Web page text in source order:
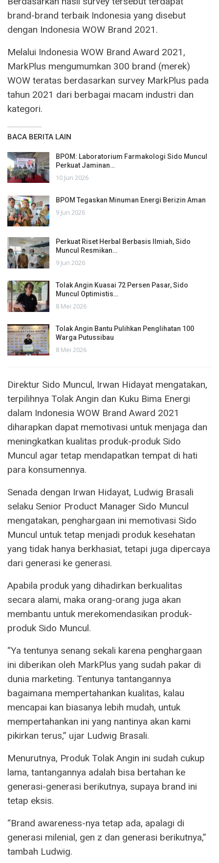
brand-brand terbaik Indonesia yang disebut
dengan Indonesia WOW Brand 2021.
Melalui Indonesia WOW Brand Award 2021,
MarkPlus mengumumkan 300 brand (merek)
WOW teratas berdasarkan survey MarkPlus pada
tahun 2021 dari berbagai macam industri dan
kategori.
BACA BERITA LAIN
BPOM: Laboratorium Farmakologi Sido Muncul
Perkuat Jaminan…
10 Jun 2026
BPOM Tegaskan Minuman Energi Berizin Aman
9 Jun 2026
Perkuat Riset Herbal Berbasis Ilmiah, Sido
Muncul Resmikan…
9 Jun 2026
Tolak Angin Kuasai 72 Persen Pasar, Sido
Muncul Optimistis…
8 Mei 2026
Tolak Angin Bantu Pulihkan Penglihatan 100
Warga Putussibau
8 Mei 2026
Direktur Sido Muncul, Irwan Hidayat mengatakan,
terpilihnya Tolak Angin dan Kuku Bima Energi
dalam Indonesia WOW Brand Award 2021
diharapkan dapat memotivasi untuk menjaga dan
meningkatkan kualitas produk-produk Sido
Muncul agar tetap mendapatkan tempat di hati
para konsumennya.
Senada dengan Irwan Hidayat, Ludwig Brasali
selaku Senior Product Manager Sido Muncul
mengatakan, penghargaan ini memotivasi Sido
Muncul untuk tetap menjadi produk kesehatan
yang tidak hanya berkhasiat, tetapi juga dipercaya
dari generasi ke generasi.
Apabila produk yang dihadirkan berkualitas
secara alami, maka orang-orang juga akan
membantu untuk merekomendasikan produk-
produk Sido Muncul.
“Ya tentunya senang sekali karena penghargaan
ini diberikan oleh MarkPlus yang sudah pakar di
dunia marketing. Tentunya tantangannya
bagaimana mempertahankan kualitas, kalau
mencapai kan biasanya lebih mudah, untuk
mempertahankan ini yang nantinya akan kami
pikirkan terus,” ujar Ludwig Brasali.
Menurutnya, Produk Tolak Angin ini sudah cukup
lama, tantangannya adalah bisa bertahan ke
generasi-generasi berikutnya, supaya brand ini
tetap eksis.
“Brand awareness-nya tetap ada, apalagi di
generasi milenial, gen z dan generasi berikutnya,”
tambah Ludwig.